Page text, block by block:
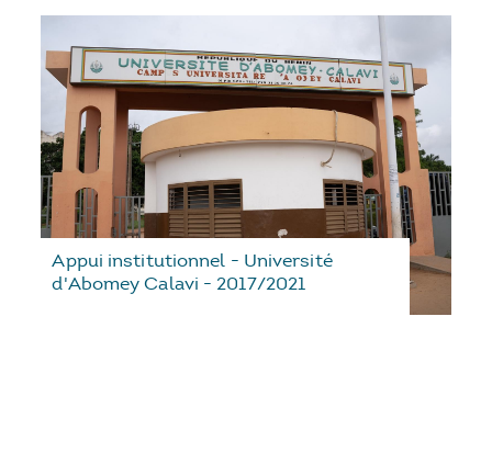
Appui institutionnel - Université
d'Abomey Calavi - 2017/2021